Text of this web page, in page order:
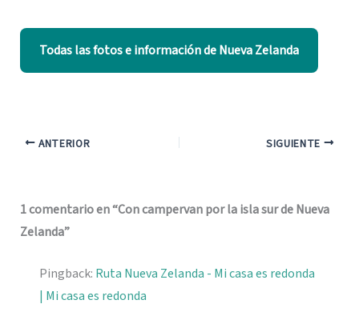
Todas las fotos e información de Nueva Zelanda
ANTERIOR SIGUIENTE
1 comentario en “Con campervan por la isla sur de Nueva
Zelanda”
Pingback: Ruta Nueva Zelanda - Mi casa es redonda
| Mi casa es redonda